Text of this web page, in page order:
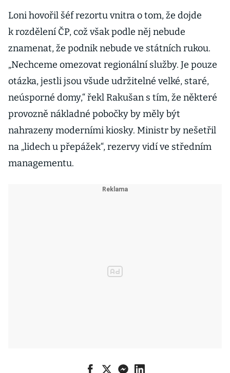
Loni hovořil šéf rezortu vnitra o tom, že dojde
k rozdělení ČP, což však podle něj nebude
znamenat, že podnik nebude ve státních rukou.
„Nechceme omezovat regionální služby. Je pouze
otázka, jestli jsou všude udržitelné velké, staré,
neúsporné domy,“ řekl Rakušan s tím, že některé
provozně nákladné pobočky by měly být
nahrazeny moderními kiosky. Ministr by nešetřil
na „lidech u přepážek“, rezervy vidí ve středním
managementu.